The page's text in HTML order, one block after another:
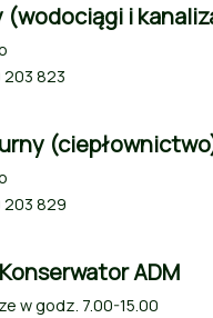
(wodociągi i
203 823
203 829
Konserwator ADM
w godz. 7.00-15.00